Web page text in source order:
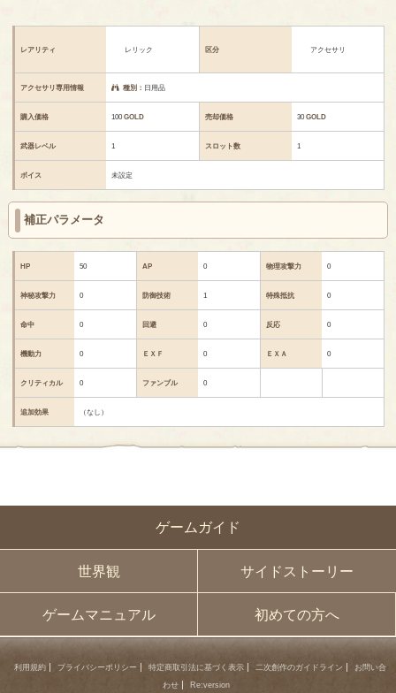
ゲームガイド
世界観 サイドストーリー
ゲームマニュアル 初めての方へ
レアリティ レリック 区分 アクセサリ
アクセサリ専用情報 種別： 日用品
購入価格 100GOLD 売却価格 30GOLD
武器レベル 1 スロット数 1
ボイス 未設定
補正パラメータ
HP 50 AP 0 物理攻撃力 0
神秘攻撃力 0 防御技術 1 特殊抵抗 0
命中 0 回避 0 反応 0
機動力 0 ＥＸＦ 0 ＥＸＡ 0
クリティカル 0 ファンブル 0
追加効果 （なし）
利用規約 プライバシーポリシー 特定商取引法に基づく表示 二次創作のガイドライン
お問い合
わせ
Re:version